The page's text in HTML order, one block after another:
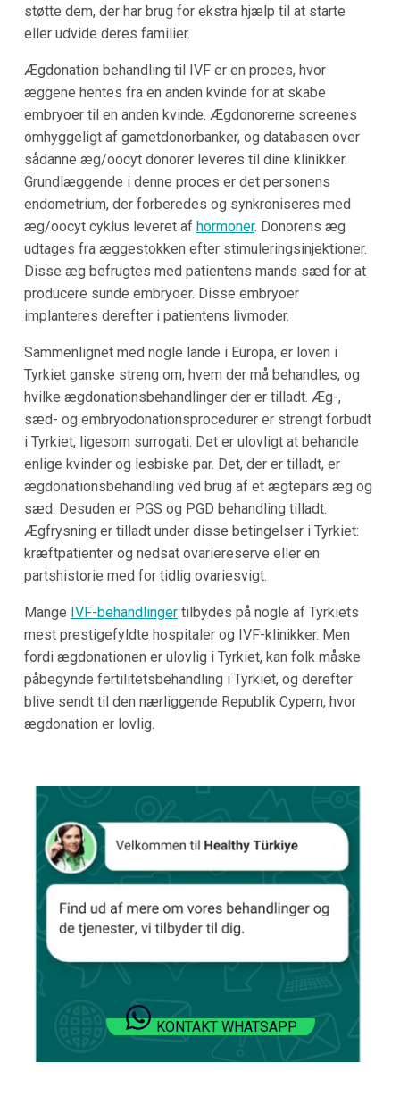
støtte dem, der har brug for ekstra hjælp til at starte
eller udvide deres familier.
Ægdonation behandling til IVF er en proces, hvor
æggene hentes fra en anden kvinde for at skabe
embryoer til en anden kvinde. Ægdonorerne screenes
omhyggeligt af gametdonorbanker, og databasen over
sådanne æg/oocyt donorer leveres til dine klinikker.
Grundlæggende i denne proces er det personens
endometrium, der forberedes og synkroniseres med
æg/oocyt cyklus leveret af hormoner. Donorens æg
udtages fra æggestokken efter stimuleringsinjektioner.
Disse æg befrugtes med patientens mands sæd for at
producere sunde embryoer. Disse embryoer
implanteres derefter i patientens livmoder.
Sammenlignet med nogle lande i Europa, er loven i
Tyrkiet ganske streng om, hvem der må behandles, og
hvilke ægdonationsbehandlinger der er tilladt. Æg-,
sæd- og embryodonationsprocedurer er strengt forbudt
i Tyrkiet, ligesom surrogati. Det er ulovligt at behandle
enlige kvinder og lesbiske par. Det, der er tilladt, er
ægdonationsbehandling ved brug af et ægtepars æg og
sæd. Desuden er PGS og PGD behandling tilladt.
Ægfrysning er tilladt under disse betingelser i Tyrkiet:
kræftpatienter og nedsat ovariereserve eller en
partshistorie med for tidlig ovariesvigt.
Mange IVF-behandlingertilbydes på nogle af Tyrkiets
mest prestigefyldte hospitaler og IVF-klinikker. Men
fordi ægdonationen er ulovlig i Tyrkiet, kan folk måske
påbegynde fertilitetsbehandling i Tyrkiet, og derefter
blive sendt til den nærliggende Republik Cypern, hvor
ægdonation er lovlig.
KONTAKT WHATSAPP